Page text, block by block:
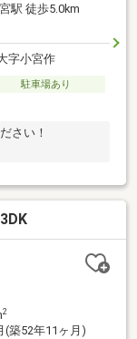
駅 徒歩5.0km
字小宮作
駐車場あり
さい！
2
(築52年11ヶ月)